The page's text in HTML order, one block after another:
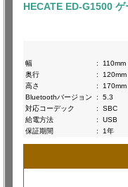
HECATE ED-G1500
幅
:
110mm
奥行
:
120mm
高さ
:
170mm
Bluetoothバージョン
:
5.3
対応コーデック
:
SBC
給電方法
:
USB
保証期間
: 1年